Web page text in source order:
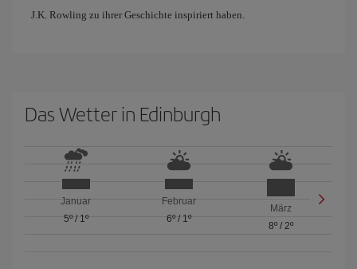
J.K. Rowling zu ihrer Geschichte inspiriert haben.
Das Wetter in Edinburgh
Januar
5º/ 1º
Februar
6º/ 1º
März
8º /2º